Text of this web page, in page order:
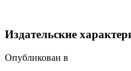
Издательские
Опубликован в